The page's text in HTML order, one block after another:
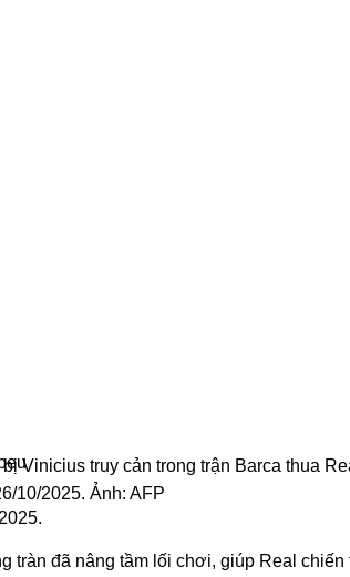
bị Vinicius truy cản trong trận Barca thua
10/2025. Ảnh: AFP
tràn đã nâng tầm lối chơi, giúp Real